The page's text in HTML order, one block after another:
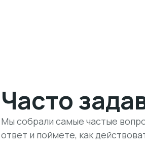
Часто
Мы собрали самые частые
ответ и поймете, как